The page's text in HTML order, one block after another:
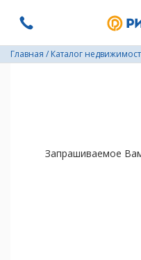
Главная / Каталог
Запрашиваемое